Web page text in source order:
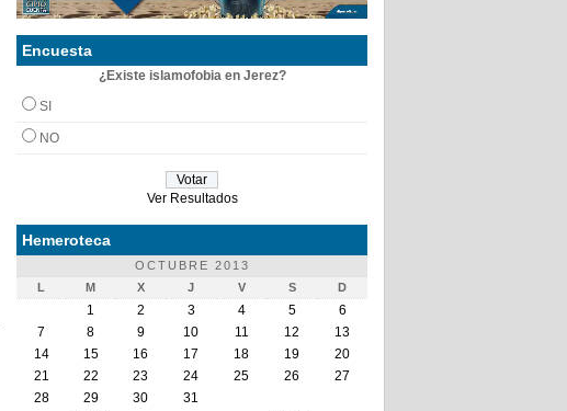
Encuesta
¿Existe islamofobia en Jerez?
SI
NO
Ver Resultados
Hemeroteca
OCTUBRE 2013
L
M X J V S D
1 2 3 4 5
6
7
8 9 10 11 12
13
14
15 16 17 18 19
20
21
22 23 24 25 26
27
28
29 30 31